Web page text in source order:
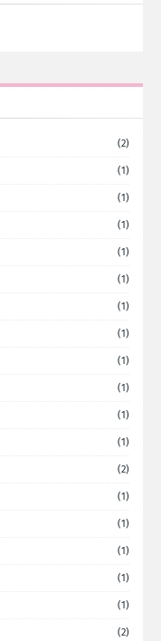
(2)
(1)
(1)
(1)
(1)
(1)
(1)
(1)
(1)
(1)
(1)
(1)
(2)
(1)
(1)
(1)
(1)
(1)
(2)